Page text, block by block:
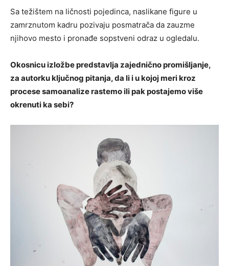
Sa težištem na ličnosti pojedinca, naslikane figure u
zamrznutom kadru pozivaju posmatrača da zauzme
njihovo mesto i pronađe sopstveni odraz u ogledalu.
Okosnicu izložbe predstavlja zajednično promišljanje,
za autorku ključnog pitanja, da li i u kojoj meri kroz
procese samoanalize rastemo ili pak postajemo više
okrenuti ka sebi?